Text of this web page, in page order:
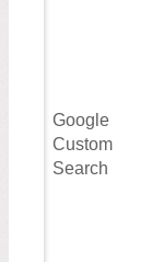
Google
Custom
Search